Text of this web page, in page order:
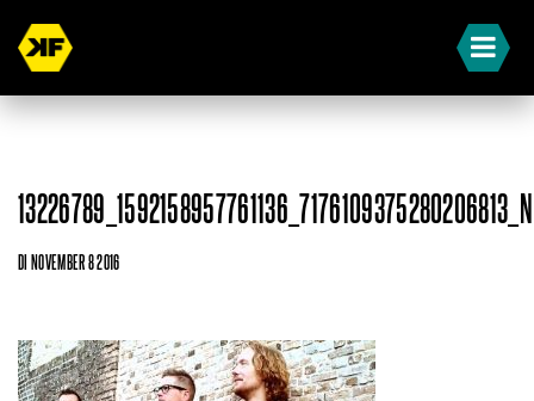
13226789_1592158957761136_7176109375280206813_N
DI NOVEMBER 8 2016